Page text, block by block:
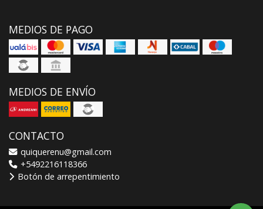
MEDIOS DE PAGO
MEDIOS DE ENVÍO
CONTACTO
quiquerenu@gmail.com
+5492216118366
Botón de arrepentimiento